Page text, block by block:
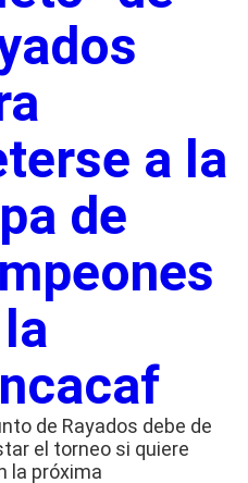
a la
de
de Rayados debe de
el torneo si quiere
la próxima